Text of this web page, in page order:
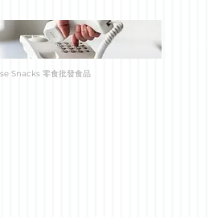
3018 .
Snacks 零食批發食品